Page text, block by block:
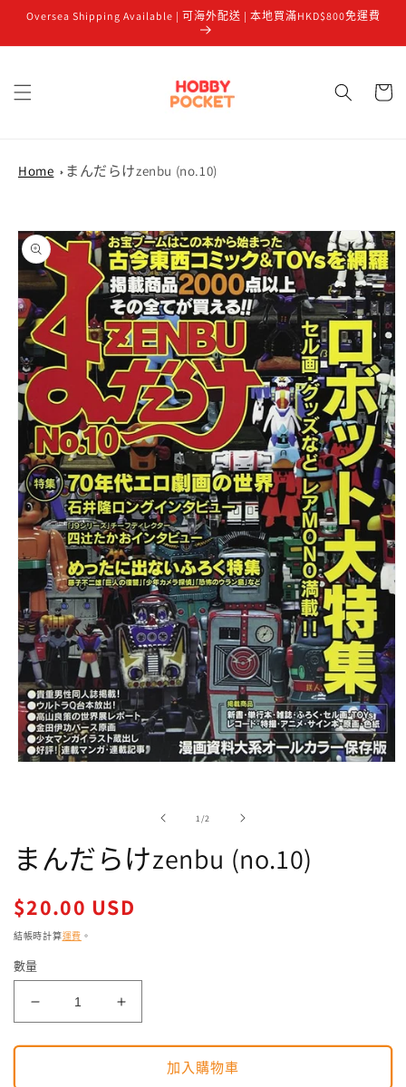
跳至內容
Oversea Shipping Available | 可海外配送 | 本地買滿HKD$800免運費
物
Home まんだらけzenbu (no.10)
略過產品
資訊
中
開
多
體
檔
案
1 //2
まんだらけzenbu (no.10)
定
價
$20.00 USD
結帳時計算運費 。
數量
加入購物車